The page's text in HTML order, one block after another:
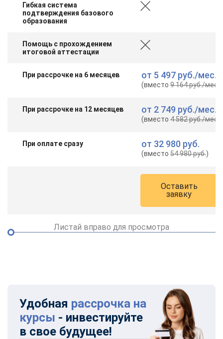
Гибкая система
подтверждения базового
образования
Помощь с прохождением
итоговой аттестации
При рассрочке на 6 месяцев от 5 497 руб./мес.
(вместо9 164 руб./мес.
При рассрочке на 12 месяцев от 2 749 руб./мес.
(вместо4 582 руб./мес.
При оплате сразу от 32 980 руб.
(вместо54 980 руб.)
Оставить
заявку
Листай вправо для просмотра
Удобная рассрочка на
курсы - инвестируйте
в свое будущее!